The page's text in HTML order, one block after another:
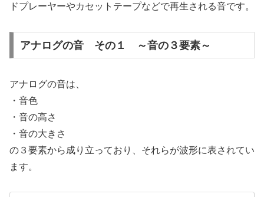
ドプレーヤーやカセットテープなどで再生される音です。
アナログの音 その１ ～音の３要素～
アナログの音は、
・音色
・音の高さ
・音の大きさ
の３要素から成り立っており、それらが波形に表されてい
ます。